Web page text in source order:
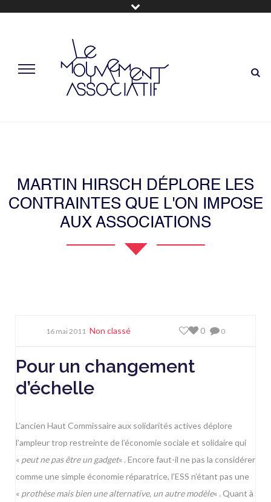
MARTIN HIRSCH DÉPLORE LES
CONTRAINTES QUE L'ON IMPOSE
AUX ASSOCIATIONS
16 mai 2011 Non classé 0
0
Pour un changement
d’échelle
L’ancien Haut Commissaire aux solidarités actives déplore
l’ampleur trop restreinte de l’économie sociale et solidaire qui
« peut ne pas être un gadget« . Encore faut-il ne pas la considérer
comme une simple économie réparatrice, l’ESS n’étant pas une
« prothèse mais bien une alternative, un autre modèle« . Quant à